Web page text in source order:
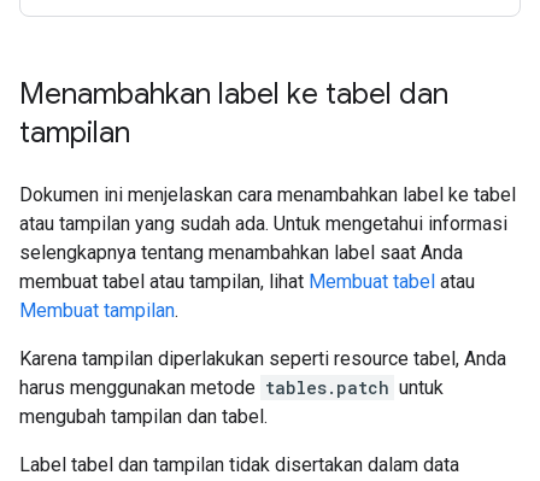
Menambahkan label ke tabel dan
tampilan
Dokumen ini menjelaskan cara menambahkan label ke tabel
atau tampilan yang sudah ada. Untuk mengetahui informasi
selengkapnya tentang menambahkan label saat Anda
membuat tabel atau tampilan, lihat Membuat tabel atau
Membuat tampilan.
Karena tampilan diperlakukan seperti resource tabel, Anda
harus menggunakan metode tables.patch untuk
mengubah tampilan dan tabel.
Label tabel dan tampilan tidak disertakan dalam data